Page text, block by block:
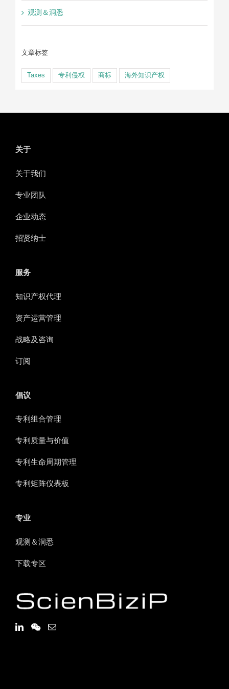
观测＆洞悉
文章标签
Taxes 专利侵权 商标 海外知识产权
关于
关于我们
专业团队
企业动态
招贤纳士
服务
知识产权代理
资产运营管理
战略及咨询
订阅
倡议
专利组合管理
专利质量与价值
专利生命周期管理
专利矩阵仪表板
专业
观测＆洞悉
下载专区